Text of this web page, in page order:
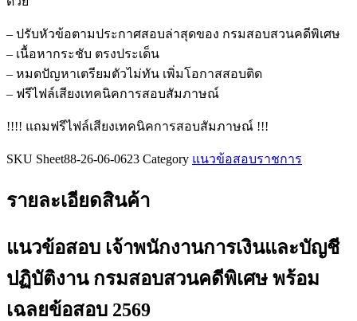
การ
เงิน
และ
บัญชี
ปฏิบัติ
กรม
ชิ้น
– ปรับหัวข้อตามประกาศสอบล่าสุดของ กรมสอบสวนคดีพิเศษ
– เนื้อหากระชับ ตรงประเด็น
– หมดปัญหาเตรียมตัวไม่ทัน เพิ่มโอกาสสอบติด
– ฟรีไฟล์เสียงเทคนิคการสอบสัมภาษณ์
!!!! แถมฟรีไฟล์เสียงเทคนิคการสอบสัมภาษณ์ !!!
SKU Sheet88-26-06-0623 Category แนวข้อสอบราชการ
รายละเอียดสินค้า
แนวข้อสอบ เจ้าพนักงานการเงินและบัญชี
ปฏิบัติงาน กรมสอบสวนคดีพิเศษ พร้อม
เฉลยข้อสอบ 2569